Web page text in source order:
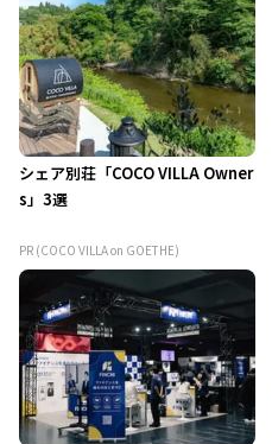
シェア別荘「COCO VILLA Owner
s」3選
PR (COCO VILLA on GOETHE)